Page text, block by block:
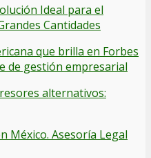
Ideal para el
Cantidades
que brilla en Forbes
de gestión empresarial
alternativos:
México. Asesoría Legal